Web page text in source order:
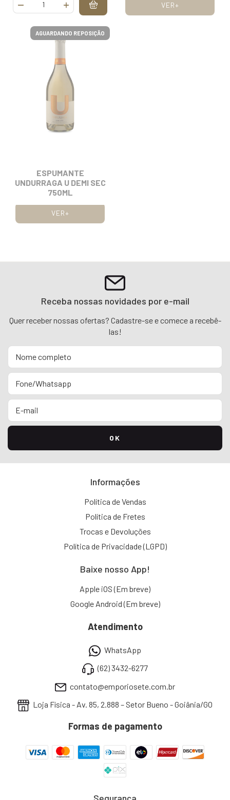
VER+
AGUARDANDO REPOSIÇÃO
ESPUMANTE
UNDURRAGA U DEMI SEC
750ML
VER+
Receba nossas novidades por e-mail
Quer receber nossas ofertas? Cadastre-se e comece a recebê-
las!
Informações
Política de Vendas
Política de Fretes
Trocas e Devoluções
Política de Privacidade (LGPD)
Baixe nosso App!
Apple iOS (Em breve)
Google Android (Em breve)
Atendimento
WhatsApp
(62) 3432-6277
contato@emporiosete.com.br
Loja Física - Av. 85, 2.888 – Setor Bueno - Goiânia/GO
Formas de pagamento